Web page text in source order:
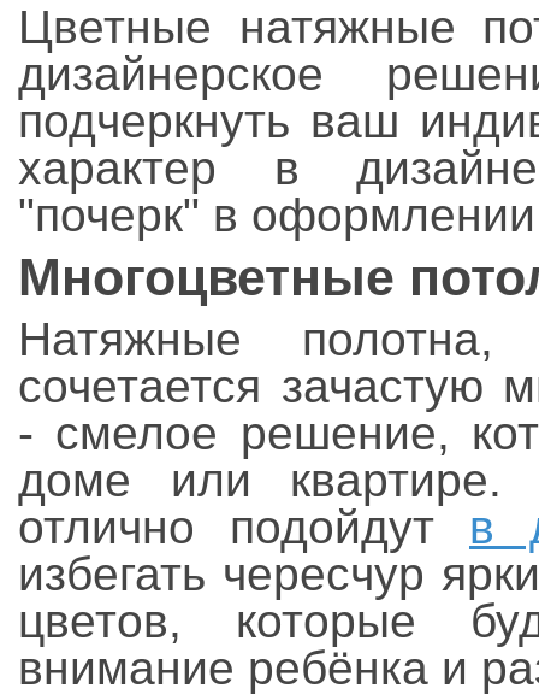
Цветные натяжные
дизайнерское
подчеркнуть ваш
характер в
"почерк" в
Многоцветные
Натяжные
сочетается зачастую
- смелое решение,
доме или квартире.
отлично подойдут в
избегать чересчур
цветов, которые
внимание ребёнка и